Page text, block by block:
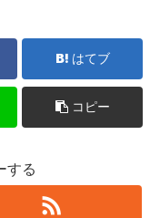
はてブ
コピー
する